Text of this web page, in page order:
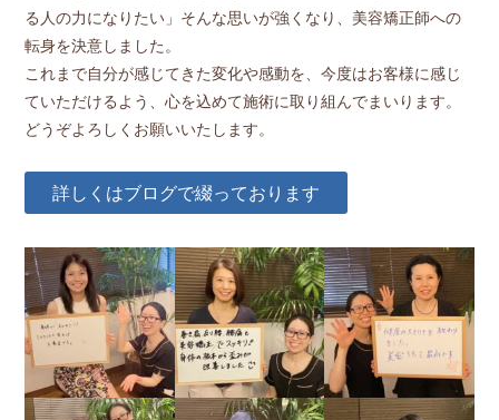
る人の力になりたい」そんな思いが強くなり、美容矯正師への
転身を決意しました。
これまで自分が感じてきた変化や感動を、今度はお客様に感じ
ていただけるよう、心を込めて施術に取り組んでまいります。
どうぞよろしくお願いいたします。
詳しくはブログで綴っております